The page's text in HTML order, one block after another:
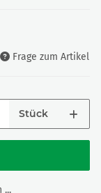
Frage zum Artikel
Stück
...